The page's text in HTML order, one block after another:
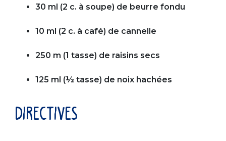
30 ml (2 c. à soupe) de beurre fondu
10 ml (2 c. à café) de cannelle
250 m (1 tasse) de raisins secs
125 ml (½ tasse) de noix hachées
directives